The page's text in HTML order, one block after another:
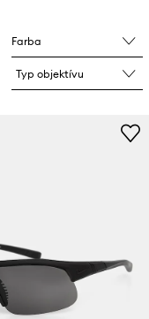
Farba
Typ objektívu